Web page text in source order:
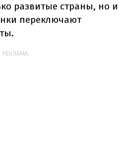
развитые страны, но и
переключают
РЕКЛАМА: